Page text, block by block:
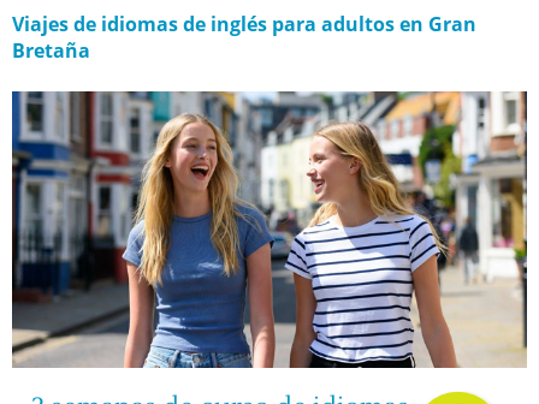
Viajes de idiomas de inglés para adultos en Gran
Bretaña